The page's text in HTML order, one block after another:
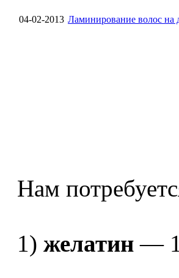
04-02-2013 Ламинирование волос на
Нам
1) желатин —